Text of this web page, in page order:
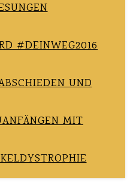
#DEINWEG2016
UND
MIT